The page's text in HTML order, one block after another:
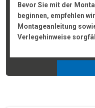
Bevor Sie mit der
beginnen, empfehlen
Montageanleitung
Verlegehinweise